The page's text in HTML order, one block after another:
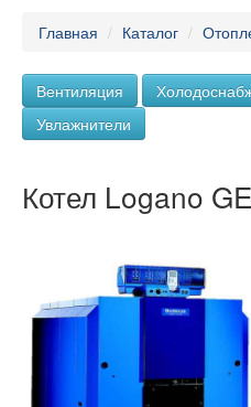
Главная / Каталог /
Вентиляция
Увлажнители
Котел Logano